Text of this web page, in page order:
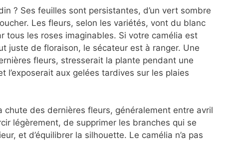
? Ses feuilles sont persistantes, d’un vert sombre
Les fleurs, selon les variétés, vont du blanc
tous les roses imaginables. Si votre camélia est
juste de floraison, le sécateur est à ranger. Une
fleurs, stresserait la plante pendant une
l’exposerait aux gelées tardives sur les plaies
des dernières fleurs, généralement entre avril
légèrement, de supprimer les branches qui se
et d’équilibrer la silhouette. Le camélia n’a pas